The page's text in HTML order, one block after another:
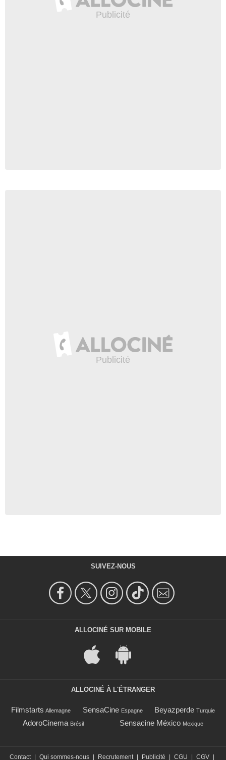
SUIVEZ-NOUS
ALLOCINÉ SUR MOBILE
ALLOCINÉ À L'ÉTRANGER
Filmstarts Allemagne SensaCine Espagne Beyazperde Turquie
AdoroCinema Brésil Sensacine México Mexique
Contact Qui sommes-nous Recrutement Publicité CGU CGV